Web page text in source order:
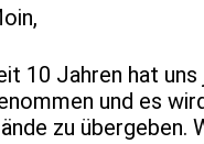
10 Jahren hat
und es
zu übergeben.